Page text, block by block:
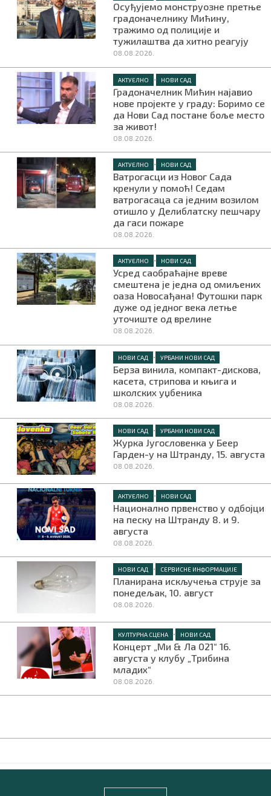
Осуђујемо монструозне претње
градоначелнику Мићину,
тражимо од полиције и
тужилаштва да хитно реагују
08.08.2026.
АКТУЕЛНО • НОВИ САД
Градоначелник Мићин најавио
нове пројекте у граду: Боримо се
да Нови Сад постане боље место
за живот!
08.08.2026.
АКТУЕЛНО • НОВИ САД
Ватрогасци из Новог Сада
кренули у помоћ! Седам
ватрогасаца са једним возилом
отишло у Делиблатску пешчару
да гаси пожаре
08.08.2026.
АКТУЕЛНО • НОВИ САД
Усред саобраћајне вреве
смештена је једна од омиљених
оаза Новосађана! Футошки парк
дуже од једног века летње
уточиште од врелине
08.08.2026.
НОВИ САД • УРБАНИ НОВИ САД
Берза винила, компакт-дискова,
касета, стрипова и књига и
школских уџбеника
08.08.2026.
НОВИ САД • УРБАНИ НОВИ САД
Журка Југословенка у Беер
Гарден-у на Штранду, 15. августа
08.08.2026.
АКТУЕЛНО • НОВИ САД
Национално првенство у одбојци
на песку на Штранду 8. и 9.
августа
08.08.2026.
НОВИ САД • СЕРВИСНЕ ИНФОРМАЦИЈЕ
Планирана искључења струје за
понедељак, 10. август
08.08.2026.
КУЛТУРНА СЦЕНА • НОВИ САД
Концерт „Ми & Ла 021“ 16.
августа у клубу „Трибина
младих“
08.08.2026.